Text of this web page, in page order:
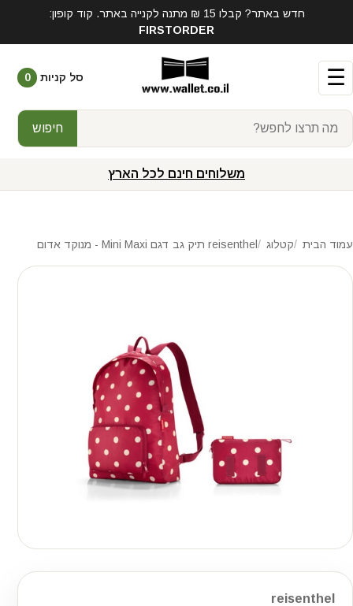
חדש באתר? קבלו 15 ₪ מתנה לקנייה באתר. קוד קופון:
FIRSTORDER
☰
חיפוש
סל קניות 0
משלוחים חינם לכל הארץ
עמוד הבית קטלוג reisenthel תיק גב דגם Mini Maxi - מנוקד אדום
reisenthel